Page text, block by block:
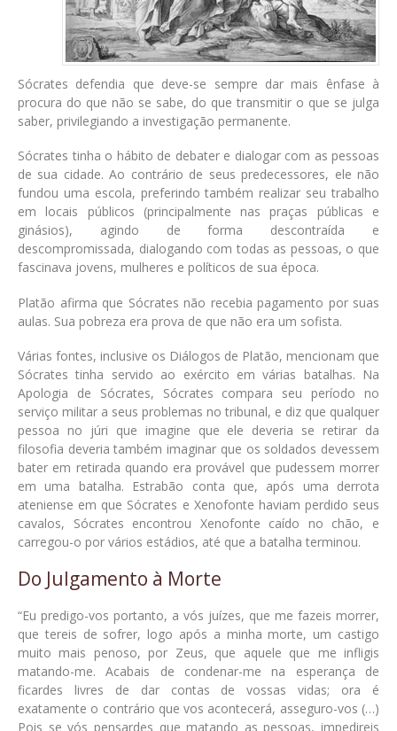
Sócrates defendia que deve-se sempre dar mais ênfase à
procura do que não se sabe, do que transmitir o que se julga
saber, privilegiando a investigação permanente.
Sócrates tinha o hábito de debater e dialogar com as pessoas
de sua cidade. Ao contrário de seus predecessores, ele não
fundou uma escola, preferindo também realizar seu trabalho
em locais públicos (principalmente nas praças públicas e
ginásios), agindo de forma descontraída e
descompromissada, dialogando com todas as pessoas, o que
fascinava jovens, mulheres e políticos de sua época.
Platão afirma que Sócrates não recebia pagamento por suas
aulas. Sua pobreza era prova de que não era um sofista.
Várias fontes, inclusive os Diálogos de Platão, mencionam que
Sócrates tinha servido ao exército em várias batalhas. Na
Apologia de Sócrates, Sócrates compara seu período no
serviço militar a seus problemas no tribunal, e diz que qualquer
pessoa no júri que imagine que ele deveria se retirar da
filosofia deveria também imaginar que os soldados devessem
bater em retirada quando era provável que pudessem morrer
em uma batalha. Estrabão conta que, após uma derrota
ateniense em que Sócrates e Xenofonte haviam perdido seus
cavalos, Sócrates encontrou Xenofonte caído no chão, e
carregou-o por vários estádios, até que a batalha terminou.
Do Julgamento à Morte
“Eu predigo-vos portanto, a vós juízes, que me fazeis morrer,
que tereis de sofrer, logo após a minha morte, um castigo
muito mais penoso, por Zeus, que aquele que me infligis
matando-me. Acabais de condenar-me na esperança de
ficardes livres de dar contas de vossas vidas; ora é
exatamente o contrário que vos acontecerá, asseguro-vos (…)
Pois se vós pensardes que matando as pessoas, impedireis